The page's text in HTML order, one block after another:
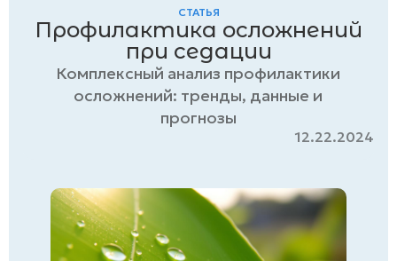
СТАТЬЯ
Профилактика осложнений
при седации
Комплексный анализ профилактики
осложнений: тренды, данные и
прогнозы
12.22.2024